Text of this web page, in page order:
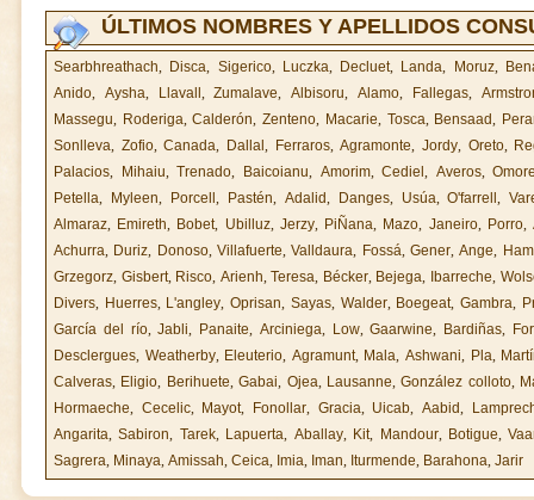
ÚLTIMOS NOMBRES Y APELLIDOS
Searbhreathach, Disca, Sigerico, Luczka, Decluet, Landa, Moruz,
Anido, Aysha, Llavall ,Zumalave,Albisoru,Alamo, Fallegas,
Massegu, Roderiga,Calderón,Zenteno, Macarie, Tosca, Bensaad,
Sonlleva, Zofio,Canada, Dallal, Ferraros,Agramonte,Jordy, Oreto,
Palacios, Mihaiu,Trenado, Baicoianu, Amorim,Cediel, Averos,
Petella, Myleen, Porcell , Pastén, Adalid, Danges, Usúa,O'farrell,
Almaraz, Emireth, Bobet, Ubilluz, Jerzy, PiÑana, Mazo, Janeiro, Porro,
Achurra, Duriz, Donoso,Villafuerte,Valldaura, Fossá,Gener,Ange,
Grzegorz, Gisbert, Risco, Arienh,Teresa, Bécker, Bejega, Ibarreche,
Divers, Huerres, L'angley,Oprisan, Sayas, Walder, Boegeat, Gambra,
García del río,Jabli, Panaite, Arciniega, Low,Gaarwine, Bardiñas,
Desclergues, Weatherby, Eleuterio, Agramunt, Mala, Ashwani, Pla,
Calveras, Eligio, Berihuete,Gabai, Ojea, Lausanne,González colloto,
Hormaeche, Cecelic, Mayot, Fonollar, Gracia, Uicab,Aabid,
Angarita,Sabiron, Tarek, Lapuerta, Aballay, Kit, Mandour, Botigue,
Sagrera, Minaya, Amissah, Ceica, Imia, Iman, Iturmende, Barahona, Jarir